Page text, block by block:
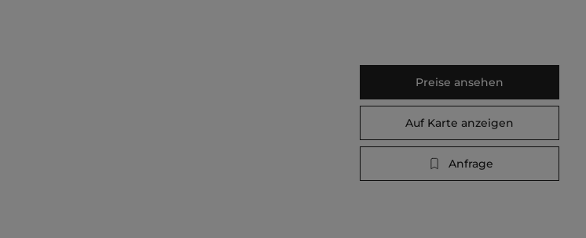
Preise ansehen
Auf Karte anzeigen
Anfrage